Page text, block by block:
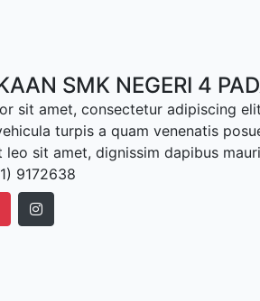
SMK NEGERI 4
sit amet, consectetur adipiscing
turpis a quam venenatis
sit amet, dignissim dapibus
9172638